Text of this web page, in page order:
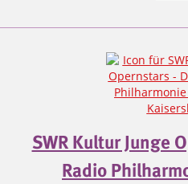
SWR Kultur Junge
Radio